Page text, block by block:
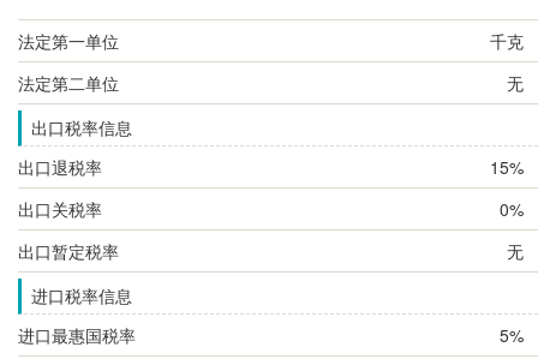
法定第一单位
千克
法定第二单位
无
出口税率信息
出口退税率
15%
出口关税率
0%
出口暂定税率
无
进口税率信息
进口最惠国税率
5%